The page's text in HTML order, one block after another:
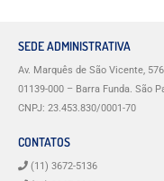
SEDE ADMINISTRATIVA
Av. Marquês de São Vicente,
01139-000 – Barra Funda. São
CNPJ: 23.453.830/0001-70
CONTATOS
(11) 3672-5136